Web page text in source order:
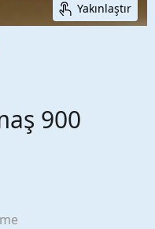
Yakınlaştır
900